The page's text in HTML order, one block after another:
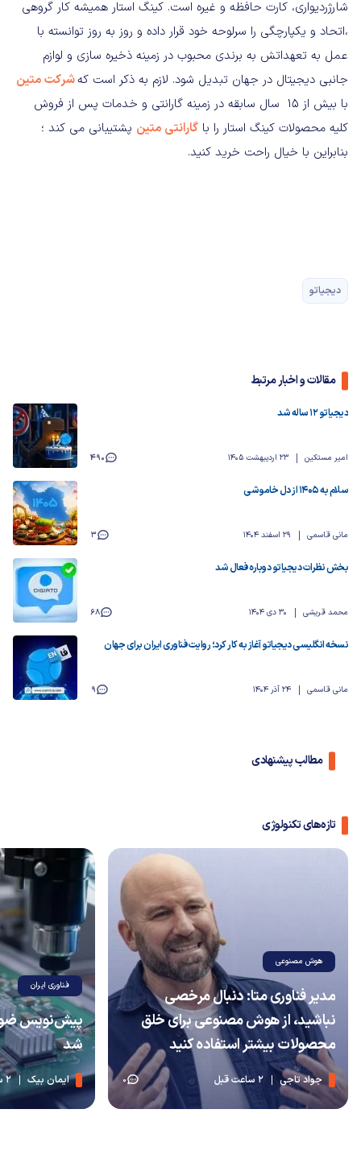
شارژردیواری، کارت حافظه و غیره است. کینگ استار همیشه کار گروهی
،اتحاد و یکپارچگی را سرلوحه خود قرار داده و روز به روز توانسته با
عمل به تعهداتش به برندی محبوب در زمینه ذخیره سازی و لوازم
جانبی دیجیتال در جهان تبدیل شود. لازم به ذکر است کهشرکتمتین
با بیش از ۱۵
سال سابقه در زمینه گارانتی و خدمات پس از فروش
کلیه محصولات کینگ استار را با گارانتی متین پشتیبانی می کند ؛
بنابراین با خیال راحت خرید کنید.
دیجیاتو
مقالات و اخبار مرتبط
دیجیاتو ۱۲ ساله شد
امیر مستکین 23 اردیبهشت 1405 490
سلام به ۱۴۰۵ از دل خاموشی
مانی قاسمی 29 اسفند 1404 3
بخش نظرات دیجیاتو دوباره فعال شد
محمد قریشی 30 دی 1404 68
نسخه انگلیسی دیجیاتو آغاز به کار کرد؛ روایت فناوری ایران برای جهان
مانی قاسمی 24 آذر 1404 9
مطالب پیشنهادی
تازه‌های تکنولوژی
هوش مصنوعی
مدیر فناوری متا: دنبال مرخصی
نباشید، از هوش مصنوعی برای خلق
محصولات بیشتر استفاده کنید
جواد تاجی 2 ساعت قبل 0
فناوری ایران
پیش‌نویس
شد
ایمان بیک 2 ساعت قبل